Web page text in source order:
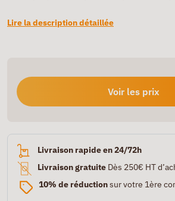
Lire la description détaillée
Voir les prix
Livraison rapide en 24/72h
Livraison gratuite Dès 250€ HT
10% de réductionsur votre 1ère